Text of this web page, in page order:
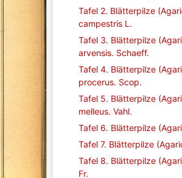
Tafel 2. Blätterpilze
campestris L.
Tafel 3. Blätterpilze
arvensis. Schaeff.
Tafel 4. Blätterpilze
procerus. Scop.
Tafel 5. Blätterpilze
melleus. Vahl.
Tafel 6. Blätterpilze
Tafel 7. Blätterpilze
Tafel 8. Blätterpilze
Fr.